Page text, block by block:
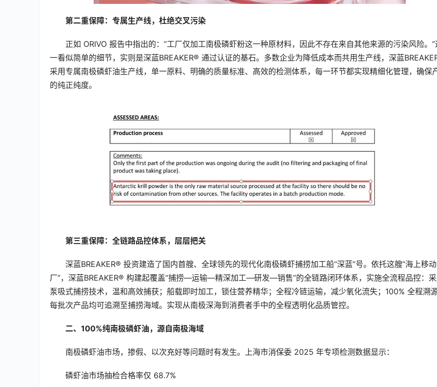
第二重保障：专属生产线，杜绝交叉污染
正如 ORIVO 报告中指出的：”工厂仅加工南极磷虾粉这一种原材料，因此不存在来自其他来源的污染风险。”
一看似简单的细节，实则是深蓝BREAKER® 通过认证的基石。多数企业为降低成本而共用生产线，深蓝
采用专属南极磷虾油生产线，单一原料、明确的质量标准、高效的检测体系，每一环节都实现精细化管理，确保
的纯正纯度。
第三重保障：全链路品控体系，层层把关
深蓝BREAKER® 投资建造了国内首艘、全球领先的现代化南极磷虾捕捞加工船“深蓝”号。依托这艘“海上移
厂”，深蓝BREAKER® 构建起覆盖“捕捞—运输—精深加工—研发—销售”的全链路闭环体系，实施全流程品控：
泵吸式捕捞技术，温和高效捕获；船载即时加工，锁住营养精华；全程冷链运输，减少氧化流失；100% 全程溯
每批次产品均可追溯至捕捞海域。实现从南极深海到消费者手中的全程透明化品质管控。
二、100%纯南极磷虾油，源自南极海域
南极磷虾油市场，掺假、以次充好等问题时有发生。上海市消保委 2025 年专项检测数据显示：
磷虾油市场抽检合格率仅 68.7%